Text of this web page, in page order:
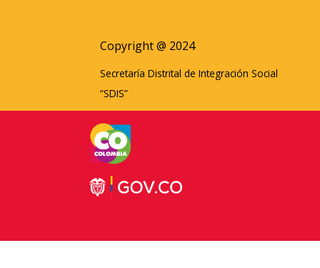
Copyright @ 2024
Secretaría Distrital de Integración Social
“SDIS”